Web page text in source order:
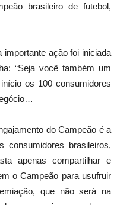
brasileiro de futebol,
ação foi iniciada
“Seja você também um
os 100 consumidores
do Campeão é a
consumidores brasileiros,
apenas compartilhar e
o Campeão para usufruir
que não será na